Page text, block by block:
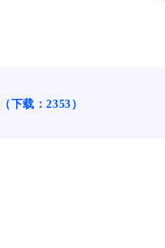
（下载：2353）